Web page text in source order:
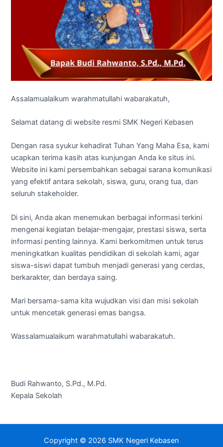
Assalamualaikum warahmatullahi wabarakatuh,
Selamat datang di website resmi SMK Negeri Kebasen
Dengan rasa syukur kehadirat Tuhan Yang Maha Esa, kami
ucapkan terima kasih atas kunjungan Anda ke situs ini.
Website ini kami persembahkan sebagai sarana komunikasi
yang efektif antara sekolah, siswa, guru, orang tua, dan
seluruh stakeholder.
Di sini, Anda akan menemukan berbagai informasi terkini
mengenai kegiatan belajar-mengajar, prestasi siswa, serta
informasi penting lainnya. Kami berkomitmen untuk terus
meningkatkan kualitas pendidikan di sekolah kami, agar
siswa-siswi dapat tumbuh menjadi generasi yang cerdas,
berkarakter, dan berdaya saing.
Mari bersama-sama kita wujudkan visi dan misi sekolah
untuk mencetak generasi emas bangsa.
Wassalamualaikum warahmatullahi wabarakatuh.
Budi Rahwanto, S.Pd., M.Pd.
Kepala Sekolah
Copyright © 2026 SMK Negeri Kebasen